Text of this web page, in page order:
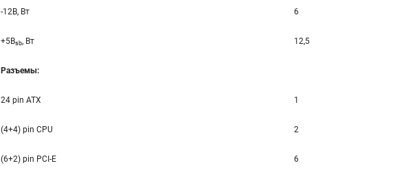
-12B, Вт 6
+5Bsb, Вт 12,5
Разъемы:
24 pin ATX 1
(4+4) pin CPU 2
(6+2) pin PCI-E 6